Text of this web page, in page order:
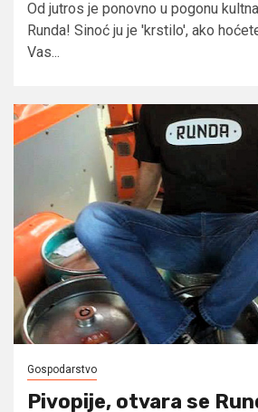
Od jutros je ponovno u pogonu
Runda! Sinoć ju je 'krstilo', ako
Vas...
Gospodarstvo
Pivopije, otvara se